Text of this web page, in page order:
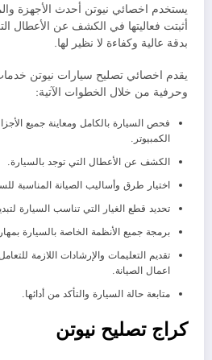
يستخدم اخصائي نيوتن أحدث الأجهزة
أثبتت فعاليتها في الكشف عن الأعطال
بدقة عالية وكفاءة لا نظير لها.
يقدم اخصائي تصليح سيارات نيوتن
وحرفية من خلال الخطوات الآتية:
فحص السيارة بالكامل ومعاينة جميع
الكمبيوتر.
الكشف عن الأعطال التي توجد بالسيارة.
اختيار طرق وأساليب الصيانة المناسبة
تحديد قطع الغيار التي تناسب السيارة
برمجة جميع الأنظمة الخاصة بالسيارة
تقديم التعليمات والإرشادات اللازمة
اعمال الصيانة.
متابعة حالة السيارة والتأكد من أدائها.
كراج تصليح نيوتن